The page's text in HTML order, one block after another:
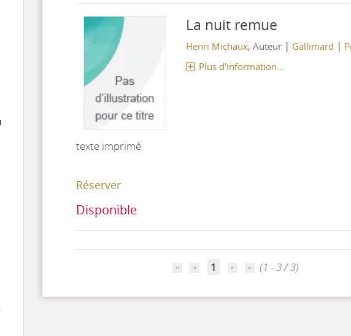
texte imprimé
La nuit remue
Henri Michaux, Auteur | Gallimard |
Plus d'information...
Réserver
Disponible
1 (1 - 3 / 3)